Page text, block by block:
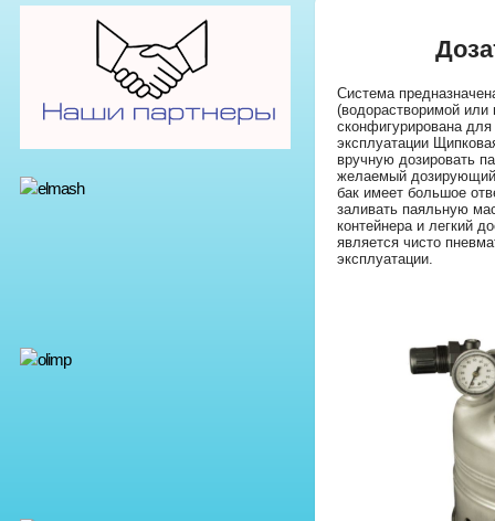
Cистема
(водорастворимой
сконфигурирована
эксплуатации
вручную дозировать
желаемый дозирующий
бак имеет большое
заливать паяльную
контейнера и легкий
является чисто
эксплуатации.